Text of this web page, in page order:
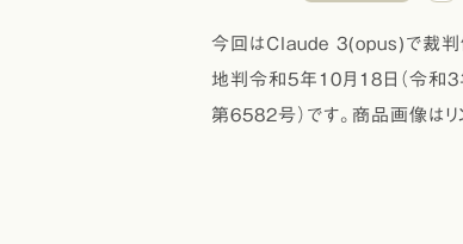
今回はClaude 3(opus)で裁判
地判令和5年10月18日（令和3
第6582号）です。商品画像はリ